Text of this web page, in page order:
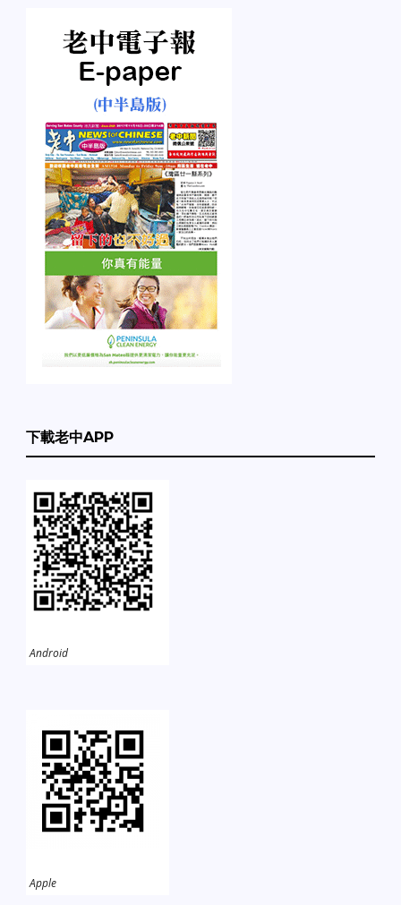
下載老中APP
Android
Apple